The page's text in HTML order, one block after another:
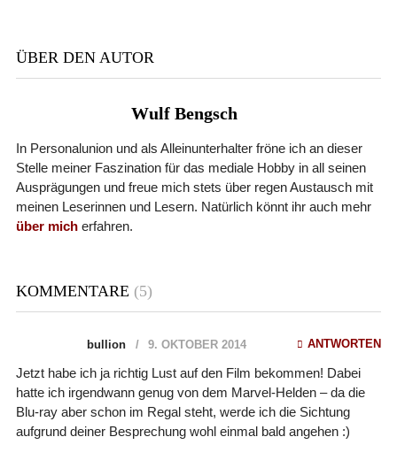
ÜBER DEN AUTOR
Wulf Bengsch
In Personalunion und als Alleinunterhalter fröne ich an dieser
Stelle meiner Faszination für das mediale Hobby in all seinen
Ausprägungen und freue mich stets über regen Austausch mit
meinen Leserinnen und Lesern. Natürlich könnt ihr auch mehr
über micherfahren.
KOMMENTARE (5)
bullion 9. OKTOBER 2014 ANTWORTEN
Jetzt habe ich ja richtig Lust auf den Film bekommen! Dabei
hatte ich irgendwann genug von dem Marvel-Helden – da die
Blu-ray aber schon im Regal steht, werde ich die Sichtung
aufgrund deiner Besprechung wohl einmal bald angehen :)